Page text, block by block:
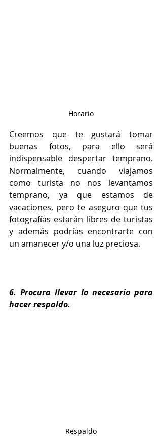
Horario
Creemos que te gustará tomar
buenas fotos, para ello será
indispensable despertar temprano.
Normalmente, cuando viajamos
como turista no nos levantamos
temprano, ya que estamos de
vacaciones, pero te aseguro que tus
fotografías estarán libres de turistas
y además podrías encontrarte con
un amanecer y/o una luz preciosa.
6. Procura llevar lo necesario para
hacer respaldo.
Respaldo